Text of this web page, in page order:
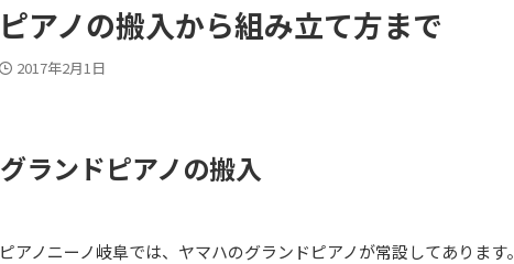
ピアノの搬入から組み立て方まで
2017年2月1日
グランドピアノの搬入
ピアノニーノ岐阜では、ヤマハのグランドピアノが常設してあります。